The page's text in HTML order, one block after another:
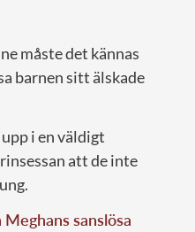
måste det kännas
barnen sitt älskade
i en väldigt
att de inte
sanslösa